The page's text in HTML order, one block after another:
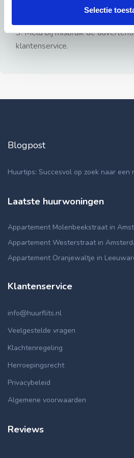
Selectie
3: Meld bij misbruik de
klantenservice.
Blogpost
Huurtips: Succesvol op zoek naar
Laatste huurwoningen
Appartement Molenbeekstraat in
Appartement Westerstraat in
Appartement Oranjewaltje in
Klantenservice
info@huurflits.nl
Veelgestelde vragen
Klachtenregeling
Herroepingsrecht
Privacybeleid
Algemene voorwaarden
Reviews